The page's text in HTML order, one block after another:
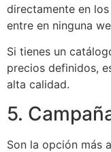
directamente en
entre en ninguna
Si tienes un
precios definidos,
alta calidad.
5.
Son la opción más